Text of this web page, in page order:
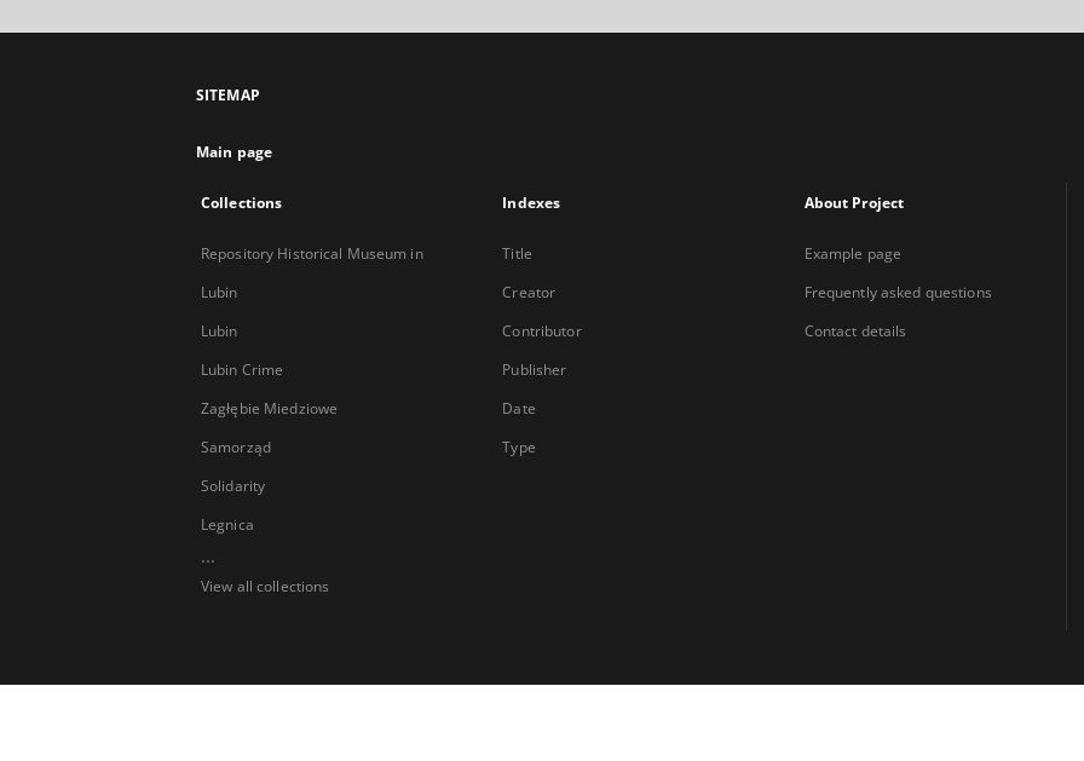
SITEMAP
Main page
Collections
Repository Historical Museum in
Lubin
Lubin
Lubin Crime
Zagłębie Miedziowe
Samorząd
Solidarity
Legnica
...
View all collections
Indexes
Title
Creator
Contributor
Publisher
Date
Type
About Project
Example page
Frequently asked questions
Contact details